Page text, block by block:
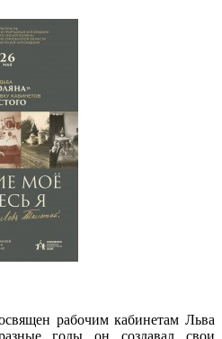
рабочим кабинетам Льва
годы он создавал свои